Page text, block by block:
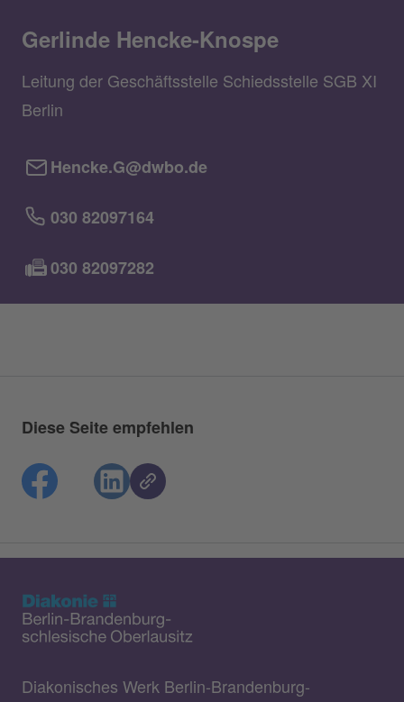
Gerlinde Hencke-Knospe
Leitung der Geschäftsstelle Schiedsstelle SGB XI
Berlin
Hencke.G@dwbo.de
030 82097164
030 82097282
Diese Seite empfehlen
Diakonisches Werk Berlin-Brandenburg-